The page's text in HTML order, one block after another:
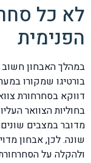
לא כל
הפנימית
במהלך האבחון חשוב
בורטיגו שמקורו
בחוליות הצוואר
מדובר במצבים
שונה. לכן, אבחון
ולהקלה על